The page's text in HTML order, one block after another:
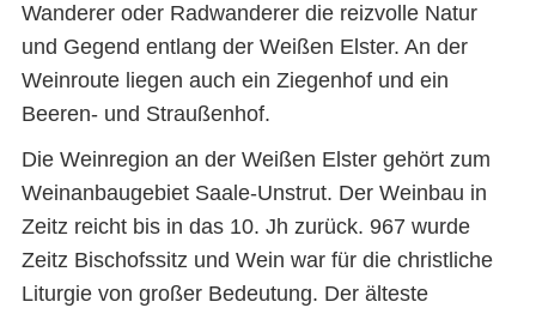
Wanderer oder Radwanderer die reizvolle Natur
und Gegend entlang der Weißen Elster. An der
Weinroute liegen auch ein Ziegenhof und ein
Beeren- und Straußenhof.
Die Weinregion an der Weißen Elster gehört zum
Weinanbaugebiet Saale-Unstrut. Der Weinbau in
Zeitz reicht bis in das 10. Jh zurück. 967 wurde
Zeitz Bischofssitz und Wein war für die christliche
Liturgie von großer Bedeutung. Der älteste